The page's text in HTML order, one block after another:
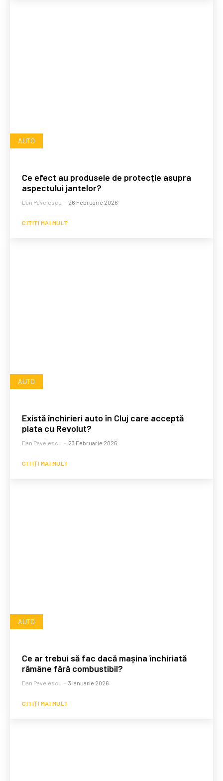
AUTO
Ce efect au produsele de protecție asupra
aspectului jantelor?
Dan Pavelescu - 26 Februarie 2026
CITIȚI MAI MULT
AUTO
Există închirieri auto în Cluj care acceptă
plata cu Revolut?
Dan Pavelescu - 23 Februarie 2026
CITIȚI MAI MULT
AUTO
Ce ar trebui să fac dacă mașina închiriată
rămâne fără combustibil?
Dan Pavelescu - 3 Ianuarie 2026
CITIȚI MAI MULT